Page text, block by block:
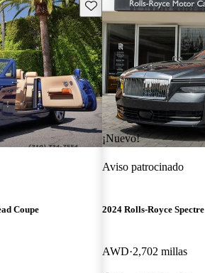
Guarda este Aviso
Coupe
¡Nuevo!
Aviso patrocinado
2024 Rolls-Royce Spectre
AWD 2,702 millas